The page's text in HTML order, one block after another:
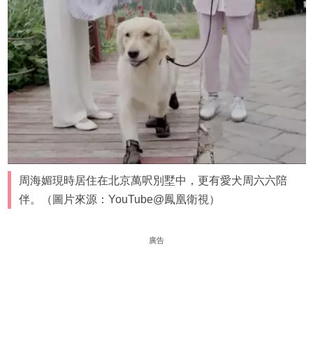
周海媚現時居住在北京萬呎別墅中，更有愛犬周六六陪
伴。（圖片來源：YouTube@鳳凰衛視）
廣告